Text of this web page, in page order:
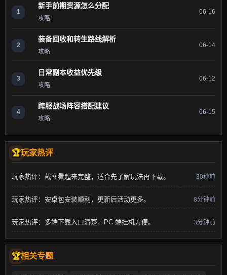
1
新手前期资源怎么分配
攻略
06-16
2
装备回收和转生路线解析
攻略
06-14
3
日常副本收益优先级
攻略
06-12
4
跨服战场阵容搭配建议
攻略
06-15
玩家热评
玩家热评：截图看起来完整，适合先了解玩法再下载。 30秒前
玩家热评：安卓包安装顺利，更新后活动更多。 8分钟前
玩家热评：多端下载入口清楚，PC 端挂机方便。 3分钟前
相关专题